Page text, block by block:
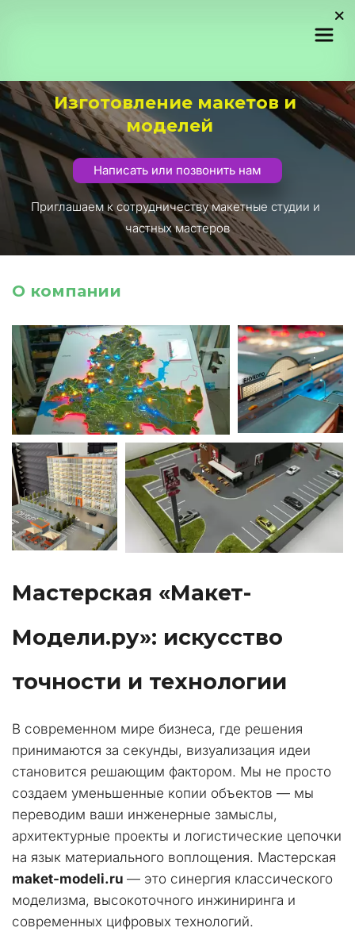
Изготовление макетов и
моделей
Написать или позвонить нам
Приглашаем к сотрудничеству макетные студии и
частных мастеров
О компании
Мастерская «Макет-
Модели.ру»: искусство
точности и технологии
В современном мире бизнеса, где решения
принимаются за секунды, визуализация идеи
становится решающим фактором. Мы не просто
создаем уменьшенные копии объектов — мы
переводим ваши инженерные замыслы,
архитектурные проекты и логистические цепочки
maket-modeli.ru — это синергия классического
моделизма, высокоточного инжиниринга и
современных цифровых технологий.